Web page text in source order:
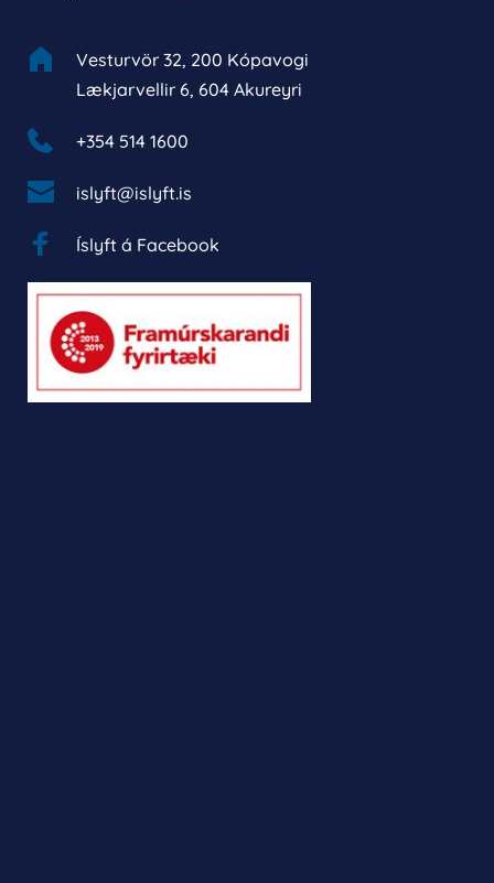
Vesturvör 32, 200 Kópavogi
Lækjarvellir 6, 604 Akureyri
+354 514 1600
islyft@islyft.is
Íslyft á Facebook